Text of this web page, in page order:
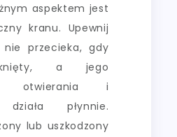
aspektem jest
kranu. Upewnij
przecieka, gdy
a jego
otwierania i
działa płynnie.
lub uszkodzony